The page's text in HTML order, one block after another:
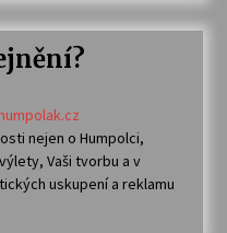
nejen o Humpolci,
Vaši tvorbu a v
uskupení a reklamu